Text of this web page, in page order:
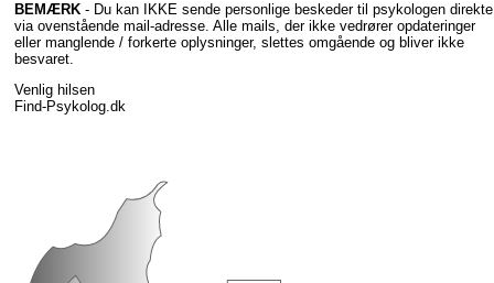
BEMÆRK - Du kan IKKE sende personlige beskeder til psykologen direkte
via ovenstående mail-adresse. Alle mails, der ikke vedrører opdateringer
eller manglende / forkerte oplysninger, slettes omgående og bliver ikke
besvaret.
Venlig hilsen
Find-Psykolog.dk